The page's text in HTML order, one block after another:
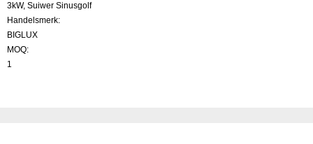
3kW, Suiwer Sinusgolf
Handelsmerk:
BIGLUX
MOQ:
1